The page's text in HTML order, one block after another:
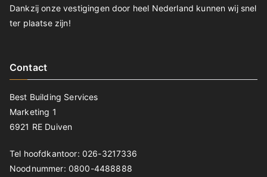
Dankzij onze vestigingen door heel Nederland kunnen wij snel
ter plaatse zijn!
Contact
Best Building Services
Marketing 1
6921 RE Duiven
Tel hoofdkantoor: 026-3217336
Noodnummer: 0800-4488888